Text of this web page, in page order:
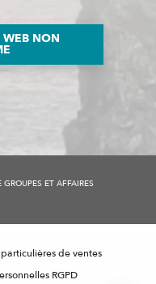
WEB NON
GROUPES ET AFFAIRES
de ventes
RGPD